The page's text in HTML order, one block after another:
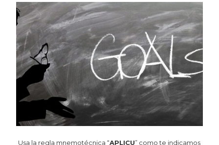
Usa la regla mnemotécnica “APLICU” como te indicamos